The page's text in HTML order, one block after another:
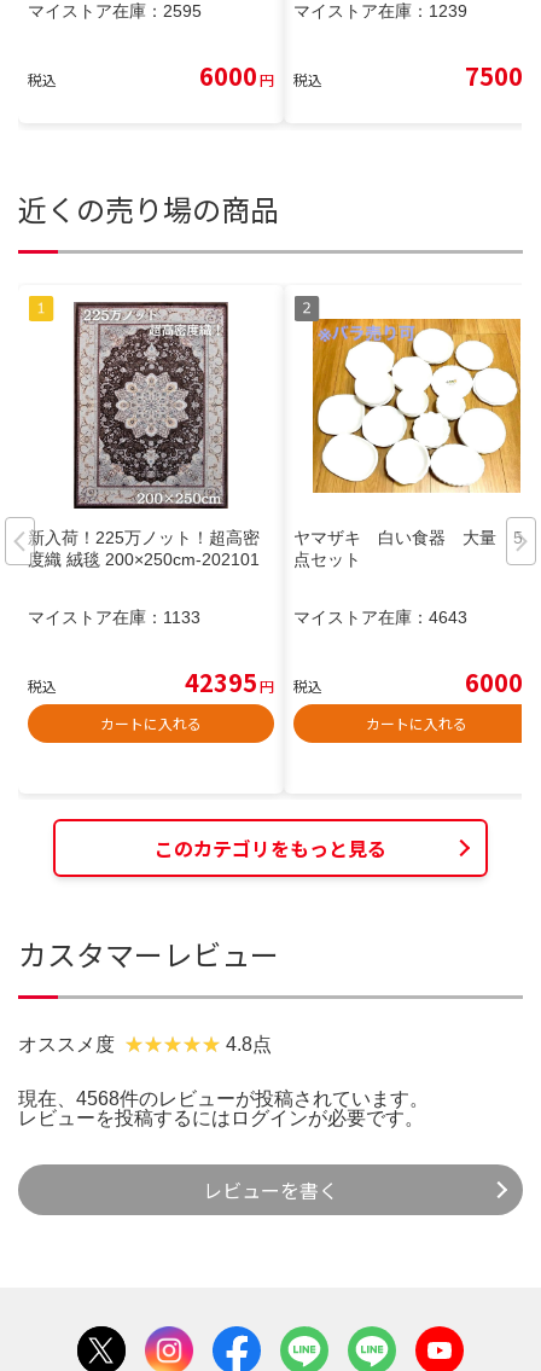
マイストア在庫： 2595
税込 6000円
マイストア在庫： 1239
税込 7500
近くの売り場の商品
新入荷！225万ノット！超高密
度織 絨毯 200×250cm‐202101
マイストア在庫： 1133
税込 42395円
カートに入れる
ヤマザキ 白い食器 大量 52
点セット
マイストア在庫： 4643
税込 6000
カートに入れる
このカテゴリをもっと見る
カスタマーレビュー
オススメ度 4.8点
現在、4568件のレビューが投稿されています。
レビューを投稿するには ログインが必要です。
レビューを書く